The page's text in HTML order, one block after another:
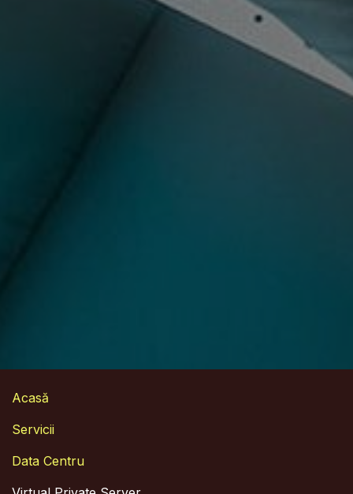
Acasă
Servicii
Data Centru